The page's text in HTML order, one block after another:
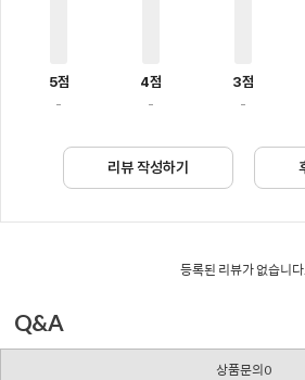
5점
-
4점
-
3점
-
리뷰 작성하기
등록된 리뷰가 없습니다.
Q&A
상품문의0